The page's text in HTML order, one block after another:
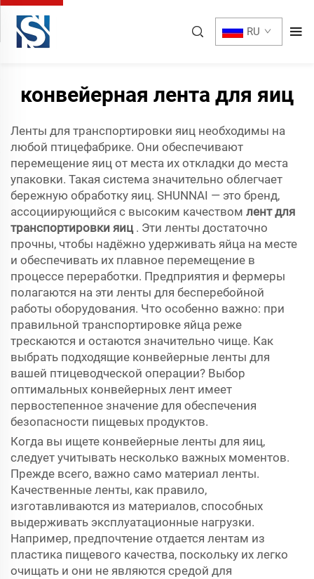
RU
конвейерная лента для яиц
Ленты для транспортировки яиц необходимы на
любой птицефабрике. Они обеспечивают
перемещение яиц от места их откладки до места
упаковки. Такая система значительно облегчает
бережную обработку яиц. SHUNNAI — это бренд,
ассоциирующийся с высоким качеством лент для
транспортировки яиц . Эти ленты достаточно
прочны, чтобы надёжно удерживать яйца на месте
и обеспечивать их плавное перемещение в
процессе переработки. Предприятия и фермеры
полагаются на эти ленты для бесперебойной
работы оборудования. Что особенно важно: при
правильной транспортировке яйца реже
трескаются и остаются значительно чище. Как
выбрать подходящие конвейерные ленты для
вашей птицеводческой операции? Выбор
оптимальных конвейерных лент имеет
первостепенное значение для обеспечения
безопасности пищевых продуктов.
Когда вы ищете конвейерные ленты для яиц,
следует учитывать несколько важных моментов.
Прежде всего, важно само материал ленты.
Качественные ленты, как правило,
изготавливаются из материалов, способных
выдерживать эксплуатационные нагрузки.
Например, предпочтение отдается лентам из
пластика пищевого качества, поскольку их легко
очищать и они не являются средой для